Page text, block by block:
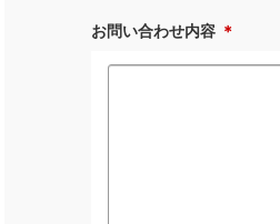
お問い合わせ内容 ＊